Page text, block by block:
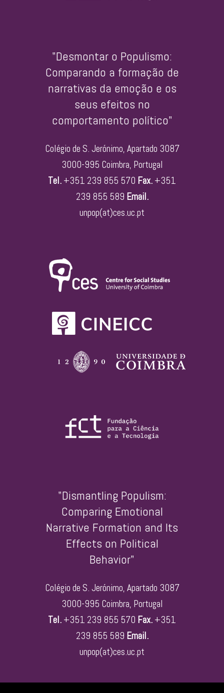
"Desmontar o Populismo:
Comparando a formação de
narrativas da emoção e os
seus efeitos no
comportamento político"
Colégio de S. Jerónimo, Apartado 3087
3000-995 Coimbra, Portugal
Tel. +351 239 855 570 Fax. +351
239 855 589 Email.
unpop(at)ces.uc.pt
"Dismantling Populism:
Comparing Emotional
Narrative Formation and Its
Effects on Political
Behavior"
Colégio de S. Jerónimo, Apartado 3087
3000-995 Coimbra, Portugal
Tel. +351 239 855 570 Fax. +351
239 855 589 Email.
unpop(at)ces.uc.pt